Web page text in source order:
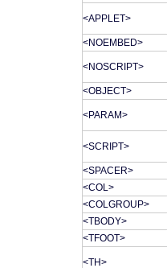
<APPLET>
<NOEMBED>
<NOSCRIPT>
<OBJECT>
<PARAM>
<SCRIPT>
<SPACER>
<COL>
<COLGROUP>
<TBODY>
<TFOOT>
<TH>